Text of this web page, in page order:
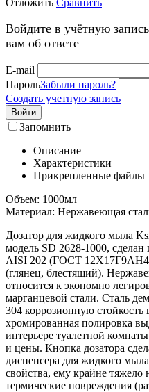
Войдите в учётную
вам об ответе
E-mail
ПарольЗабыли пароль?
Создать учетную запись
Войти
Запомнить
Описание
Характеристики
Прикрепленные файлы
Объем: 1000мл
Материал: Нержавеющая
Дозатор для жидкого мыла
модель SD 2628-1000,
AISI 202 (ГОСТ
(глянец, блестящий).
относится к экономно
марганцевой стали. Сталь
304 коррозионную стойкость
хромированная полировка
интерьере туалетной
и цены. Кнопка дозатора
диспенсера для жидкого
свойства, ему крайне тяжело
термические повреждения